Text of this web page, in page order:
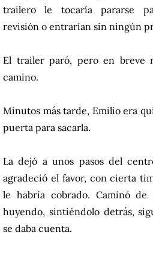
trailero le tocaría pararse
revisión o entrarían sin ningún
El trailer paró, pero en breve
camino.
Minutos más tarde, Emilio era
puerta para sacarla.
La dejó a unos pasos del
agradeció el favor, con cierta
le habría cobrado. Caminó de
huyendo, sintiéndolo detrás,
se daba cuenta.